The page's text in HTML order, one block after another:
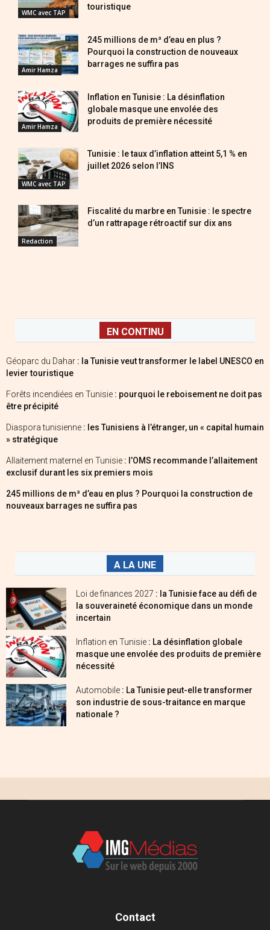
WMC avec TAP
touristique
Amir Hamza
245 millions de m³ d’eau en plus ?
Pourquoi la construction de nouveaux
barrages ne suffira pas
Amir Hamza
Inflation en Tunisie : La désinflation
globale masque une envolée des
produits de première nécessité
WMC avec TAP
Tunisie : le taux d’inflation atteint 5,1 % en
juillet 2026 selon l’INS
Redaction
Fiscalité du marbre en Tunisie : le spectre
d’un rattrapage rétroactif sur dix ans
EN CONTINU
Géoparc du Dahar : la Tunisie veut transformer le label UNESCO en
levier touristique
Forêts incendiées en Tunisie : pourquoi le reboisement ne doit pas
être précipité
Diaspora tunisienne : les Tunisiens à l’étranger, un « capital humain
» stratégique
Allaitement maternel en Tunisie : l’OMS recommande l’allaitement
exclusif durant les six premiers mois
245 millions de m³ d’eau en plus ? Pourquoi la construction de
nouveaux barrages ne suffira pas
A LA UNE
Loi de finances 2027 : la Tunisie face au défi de
la souveraineté économique dans un monde
incertain
Inflation en Tunisie : La désinflation globale
masque une envolée des produits de première
nécessité
Automobile : La Tunisie peut-elle transformer
son industrie de sous-traitance en marque
nationale ?
Contact